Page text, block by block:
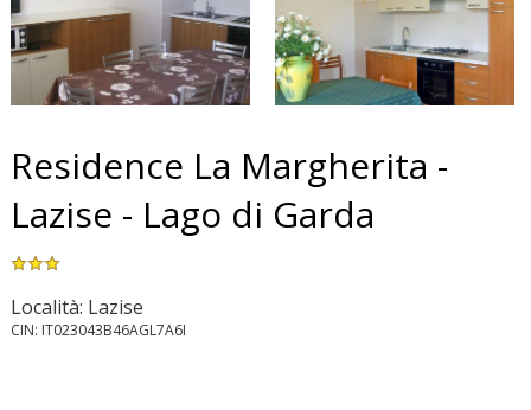
Residence La Margherita -
Lazise - Lago di Garda
Località: Lazise
CIN: IT023043B46AGL7A6I